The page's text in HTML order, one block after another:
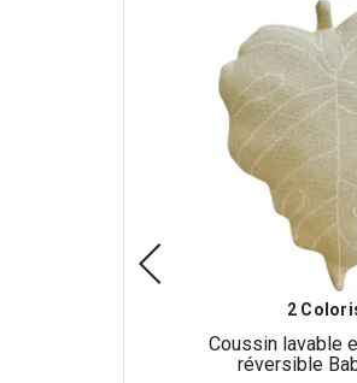
2
Coussin lavable
réversible